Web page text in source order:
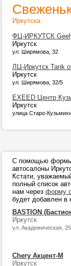
Иркутска
ФЦ-ИРКУТСК
Иркутск
ул. Ширямова, 32
ЛЦ-Иркутск Tank
Иркутск
ул. Ширямова, 32/5
EXEED Центр
Иркутск
улица Старо-
С помощью формы
автосалоны
Кстати,
полный список
нам через форму
будет добавлен в
BASTION
Иркутск
ул. Академическая,
Chery Акцент-М
Иркутск